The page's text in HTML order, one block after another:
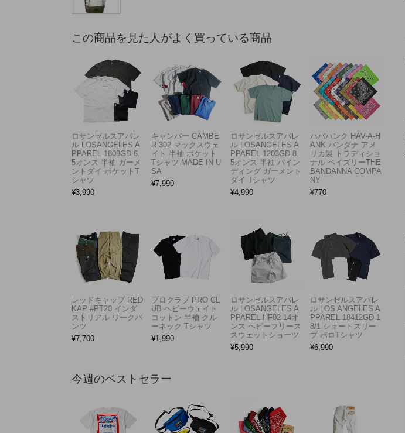
この商品を見た人がよく買っている商品
ロサンゼルスアパレ
ル LOSANGELES A
PPAREL 1809GD 6.
5オンス 半袖 ガーメ
ントダイ ポケットT
シャツ
¥3,990
キャンバー CAMBE
R 302 マックスウェ
イト 半袖 ポケット
Tシャツ MADE IN U
SA
¥7,990
ロサンゼルスアパレ
ル LOSANGELES A
PPAREL 1203GD 8.
5オンス 半袖 バイン
ディング ガーメント
ダイ Tシャツ
¥4,990
ハバハンク HAV-A-H
ANK バンダナ アメ
リカ製 トラディショ
ナル ペイズリーTHE
BANDANNA COMPA
NY
¥770
レッドキャップ RED
KAP #PT20 インダ
ストリアル ワークパ
ンツ
¥7,700
プロクラブ PRO CL
UB ヘビーウェイト
コットン 半袖 クル
ーネック Tシャツ
¥1,990
ロサンゼルスアパレ
ル LOSANGELES A
PPAREL HF02 14オ
ンス ヘビーフリース
スウェットショーツ
¥5,990
ロサンゼルスアパレ
ル LOS ANGELES A
PPAREL 18412GD 1
8/1 ショートスリー
ブ ポロTシャツ
¥6,990
今週のベストセラー